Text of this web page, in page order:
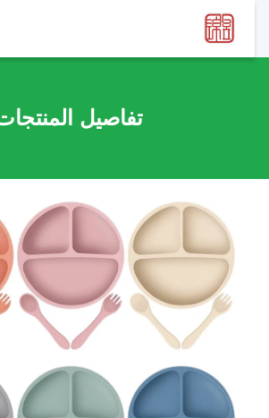
تفاصيل المنتجات